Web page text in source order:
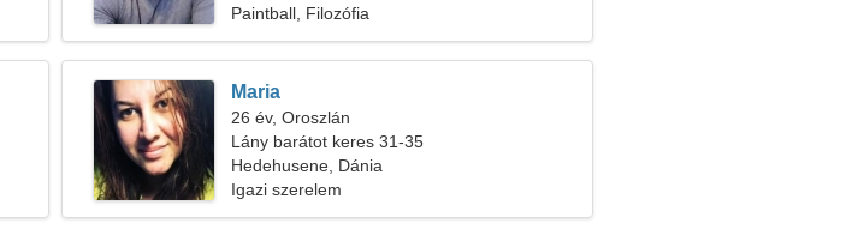
Paintball, Filozófia
Maria
26 év, Oroszlán
Lány barátot keres 31-35
Hedehusene, Dánia
Igazi szerelem